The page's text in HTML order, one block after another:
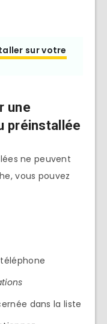
sur votre
une
préinstallée
ne peuvent
vous pouvez
dans la liste